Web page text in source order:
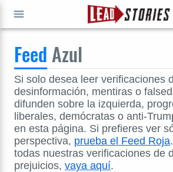
Feed Azul
Si solo desea leer verificaciones
desinformación, mentiras o
difunden sobre la izquierda,
liberales, demócratas o anti-
en esta página. Si prefieres ver
perspectiva, prueba el Feed Roja
todas nuestras verificaciones de
prejuicios, vaya aquí.
IR A